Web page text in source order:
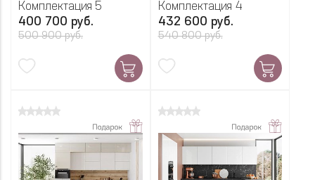
Комплектация 5
400 700 руб.
500 900 руб.
Комплектация 4
432 600 руб.
540 800 руб.